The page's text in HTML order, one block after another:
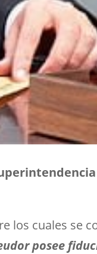
los cuales se
posee